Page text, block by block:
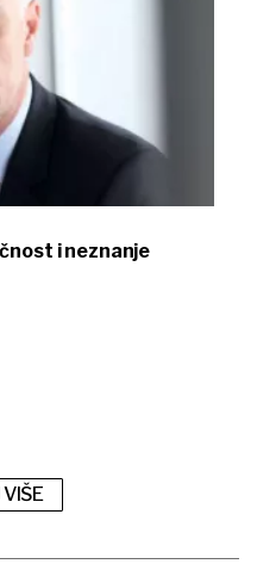
i neznanje